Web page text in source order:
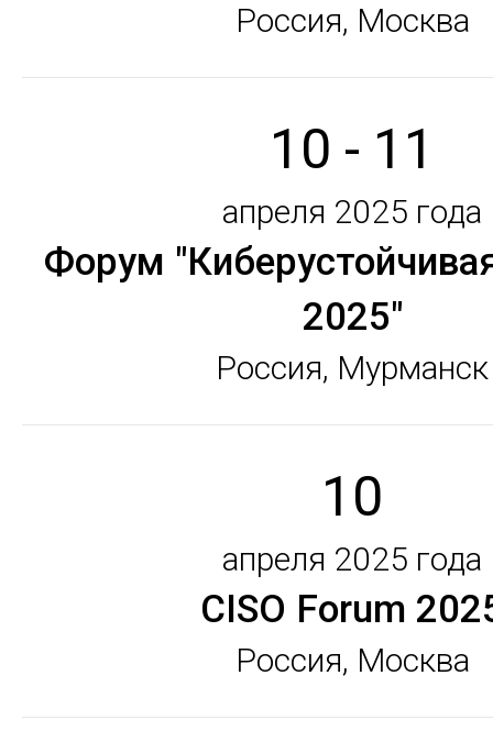
Россия, Москва
10 - 11
апреля 2025 года
Форум
2025"
Россия, Мурманск
10
апреля 2025 года
CISO Forum
Россия, Москва